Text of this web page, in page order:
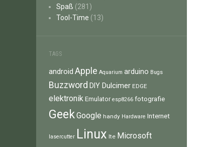
Spaß (281)
Tool-Time (13)
TAGS
android Apple Aquarium arduino Bugs
Buzzword DIY Dulcimer EDGE
elektronik Emulator esp8266 fotografie
GeekGoogle handy Hardware Internet
lasercutter Linux lte Microsoft